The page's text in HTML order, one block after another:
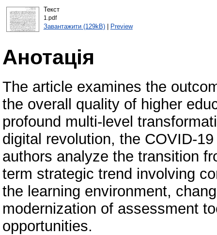
Текст
1.pdf
Завантажити (129kB)| Preview
Анотація
The article examines the
the overall quality of higher
profound multi-level
digital revolution, the COVID-
authors analyze the transition
term strategic trend involving
the learning environment,
modernization of assessment
opportunities.